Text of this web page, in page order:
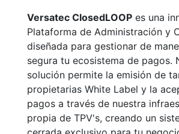
Versatec ClosedLOOP es una
Plataforma de Administración y
diseñada para gestionar de
segura tu ecosistema de pagos.
solución permite la emisión de
propietarias White Label y la
pagos a través de nuestra
propia de TPV's, creando un